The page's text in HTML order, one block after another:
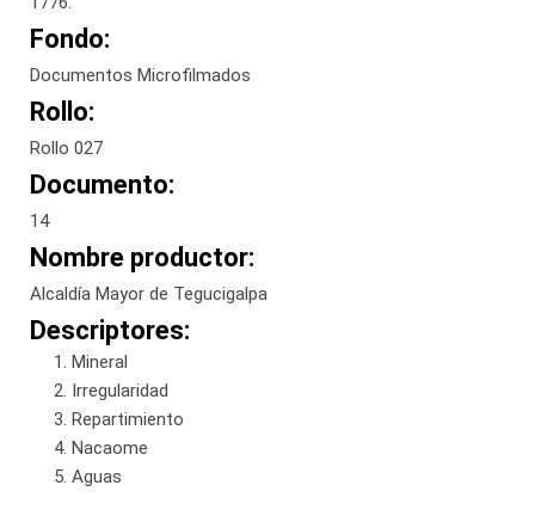
Fondo:
Documentos Microfilmados
Rollo:
Rollo 027
Documento:
14
Nombre productor:
Alcaldía Mayor de Tegucigalpa
Descriptores:
Mineral
Irregularidad
Repartimiento
Nacaome
Aguas